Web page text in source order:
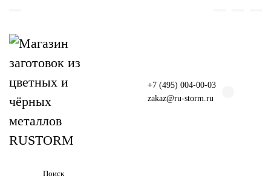
+7 (495) 004-00-03
zakaz@ru-storm.ru